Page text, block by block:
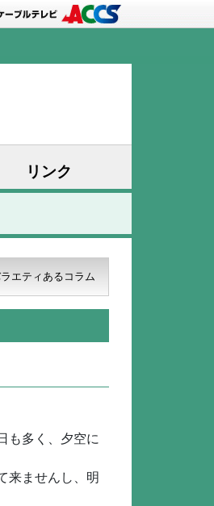
リンク
エティあるコラム
も多く、夕空に
来ませんし、明